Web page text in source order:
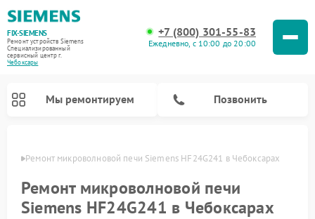
FIX-SIEMENS
Ремонт устройств Siemens
Специализированный
cервисный центр г.
Чебоксары
+7 (800) 301-55-83
Ежедневно, с 10:00 до 20:00
Мы ремонтируем Позвонить
Ремонт микроволновой печи Siemens HF24G241 в Чебоксарах
Ремонт микроволновой печи
Siemens HF24G241 в Чебоксарах